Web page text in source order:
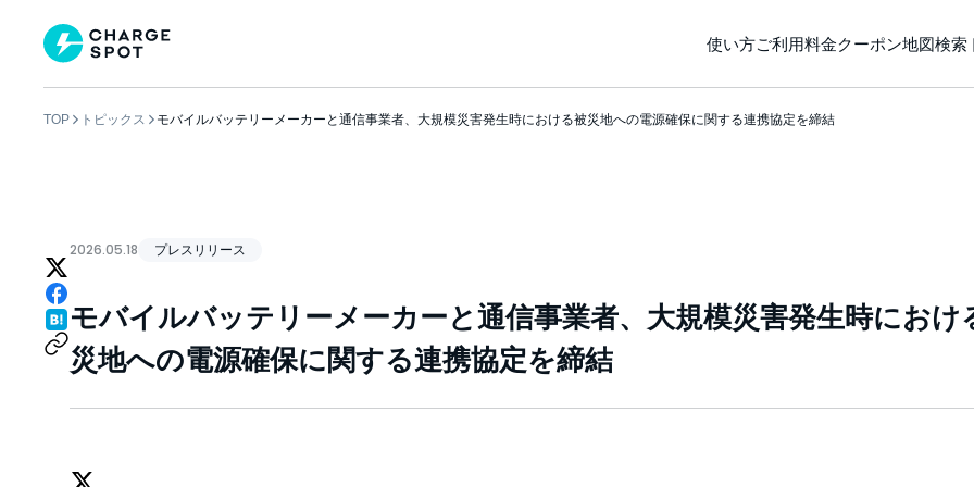
使い方ご利用料金クーポン地図検索
TOP トピックス モバイルバッテリーメーカーと通信事業者、大規模災害発生時における被災地への電源確保に関する連携協定を締結
2026.05.18 プレスリリース
モバイルバッテリーメーカーと通信事業者、大規模災害発生時におけ
災地への電源確保に関する連携協定を締結